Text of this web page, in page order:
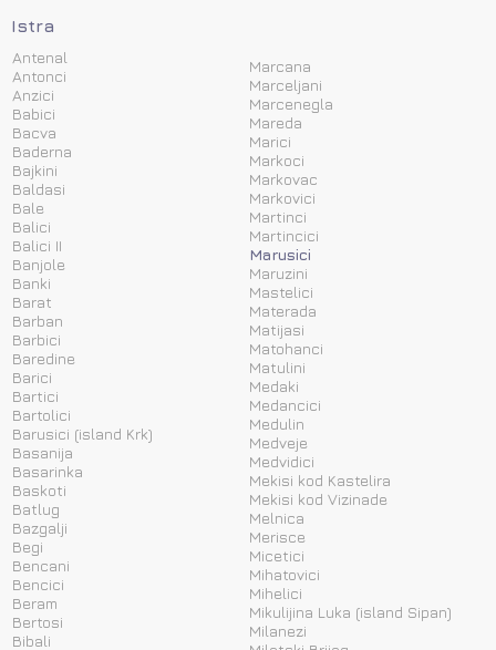
Istra
Antenal
Antonci
Anzici
Babici
Bacva
Baderna
Bajkini
Baldasi
Bale
Balici
Balici II
Banjole
Banki
Barat
Barban
Barbici
Baredine
Barici
Bartici
Bartolici
Barusici (island Krk)
Basanija
Basarinka
Baskoti
Batlug
Bazgalji
Begi
Bencani
Bencici
Beram
Bertosi
Bibali
Marcana
Marceljani
Marcenegla
Mareda
Marici
Markoci
Markovac
Markovici
Martinci
Martincici
Marusici
Maruzini
Mastelici
Materada
Matijasi
Matohanci
Matulini
Medaki
Medancici
Medulin
Medveje
Medvidici
Mekisi kod Kastelira
Mekisi kod Vizinade
Melnica
Merisce
Micetici
Mihatovici
Mihelici
Mikulijina Luka (island Sipan)
Milanezi